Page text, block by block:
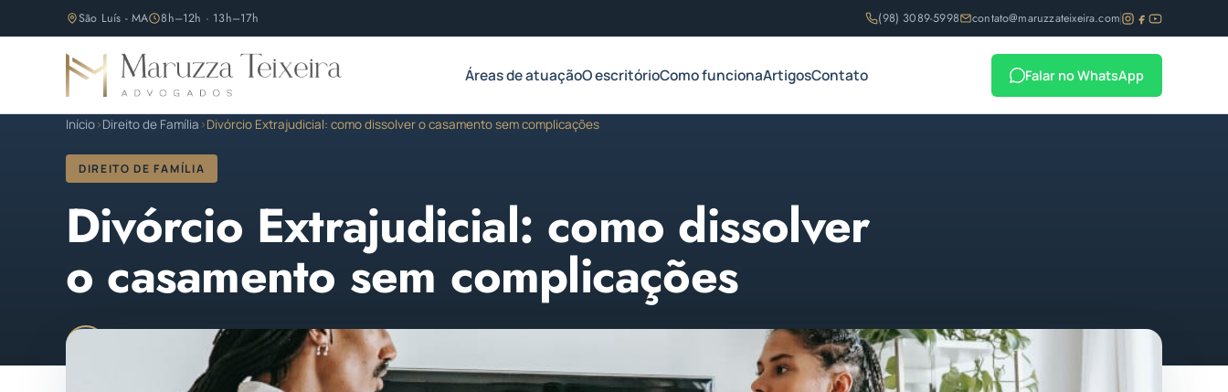
São Luís - MA 8h–12h · 13h–17h (98) 3089-5998 contato@maruzzateixeira.com
Áreas de atuaçãoO escritórioComo funcionaArtigosContato Falar no WhatsApp
Início›Direito de Família ›Divórcio Extrajudicial: como dissolver o casamento sem complicações
DIREITO DE FAMÍLIA
Divórcio Extrajudicial: como dissolver
o casamento sem complicações
Maruzza Teixeira Publicado em 01 de fevereiro de 2023 1 min de leitura